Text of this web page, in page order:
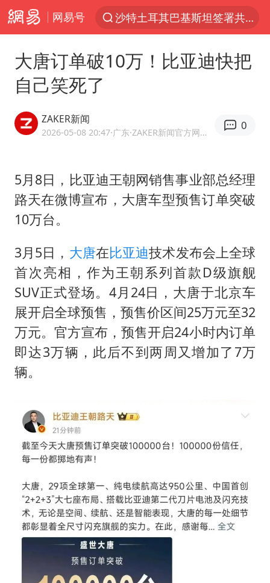
网易号
“电影+”如何激发千亿级消费新活力？
“秋天的第一杯奶茶”6岁了
四川宜宾市高县4.9级地震致1人死亡
名创优品回应女子吐槽内裤质量差
上海：台风白海豚或将带来龙卷风
国乒男单横滨冠军赛全军覆没
38岁演员求职万岁山NPC成功
日本试射“战斧”导弹，国防部回应
胡彦斌韩磊 谁帮谁
胡彦斌获《歌手2026》歌王
大唐订单破10万！比亚迪快把
自己笑死了
ZAKER新闻
2026-05-08 20:47·广东 ·ZAKER新闻官方网易号
0
5月8日，比亚迪王朝网销售事业部总经理
路天在微博宣布，大唐车型预售订单突破
10万台。
3月5日， 大唐在比亚迪技术发布会上全球
首次亮相，作为王朝系列首款D级旗舰
SUV正式登场。4月24日，大唐于北京车
展开启全球预售，预售价区间25万元至32
万元。官方宣布，预售开启24小时内订单
即达3万辆，此后不到两周又增加了7万
辆。